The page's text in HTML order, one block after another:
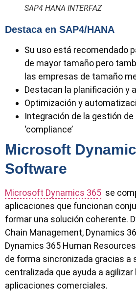
SAP4 HANA INTERFAZ
Destaca en SAP4/HANA
Su uso está recomendado
de mayor tamaño pero
las empresas de tamaño
Destacan la planificación y
Optimización y
Integración de la gestión de
‘compliance’
Microsoft
Software
Microsoft Dynamics 365 se
aplicaciones que funcionan
formar una solución coherente.
Chain Management, Dynamics
Dynamics 365 Human
de forma sincronizada gracias a
centralizada que ayuda a
aplicaciones comerciales.